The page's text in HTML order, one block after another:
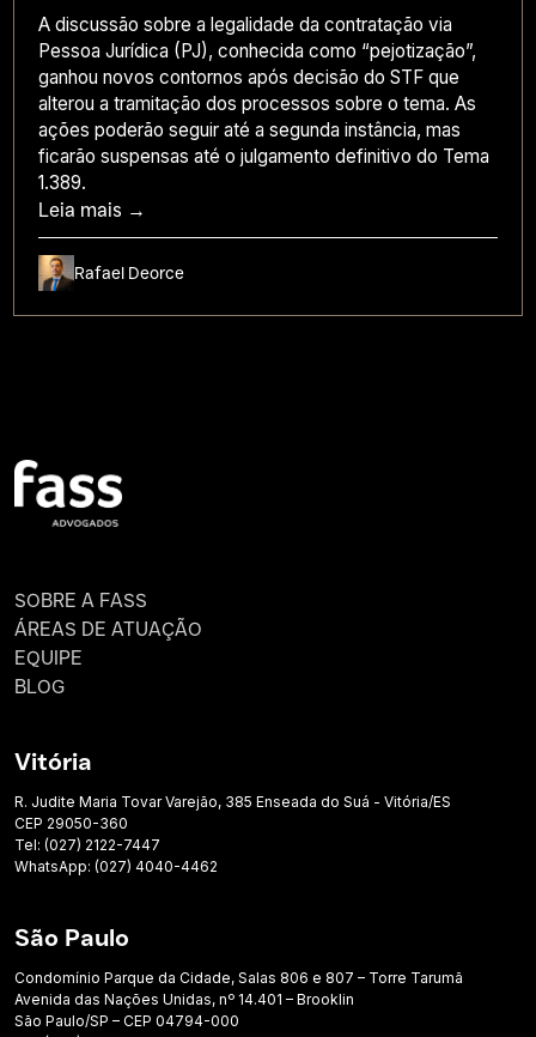
A discussão sobre a legalidade da contratação via
Pessoa Jurídica (PJ), conhecida como “pejotização”,
ganhou novos contornos após decisão do STF que
alterou a tramitação dos processos sobre o tema. As
ações poderão seguir até a segunda instância, mas
ficarão suspensas até o julgamento definitivo do Tema
1.389.
Leia mais →
Rafael Deorce
SOBRE A FASS
ÁREAS DE ATUAÇÃO
EQUIPE
BLOG
Vitória
R. Judite Maria Tovar Varejão, 385 Enseada do Suá - Vitória/ES
CEP 29050-360
Tel: (027) 2122-7447
WhatsApp: (027) 4040-4462
São Paulo
Condomínio Parque da Cidade, Salas 806 e 807 – Torre Tarumã
Avenida das Nações Unidas, nº 14.401 – Brooklin
São Paulo/SP – CEP 04794-000